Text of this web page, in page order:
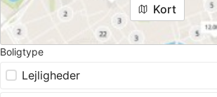
Kort
Boligtype
Lejligheder